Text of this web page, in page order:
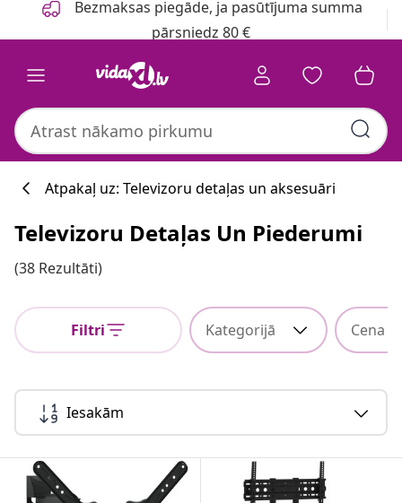
Bezmaksas piegāde, ja pasūtījuma summa
pārsniedz 80 €
Atpakaļ uz: Televizoru detaļas un aksesuāri
Televizoru Detaļas Un Piederumi
(38 Rezultāti)
Filtri Kategorijā Cena
Iesakām